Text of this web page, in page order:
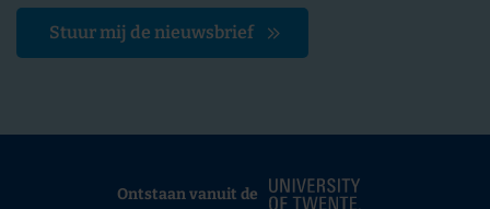
Stuur mij de nieuwsbrief
Ontstaan vanuit de